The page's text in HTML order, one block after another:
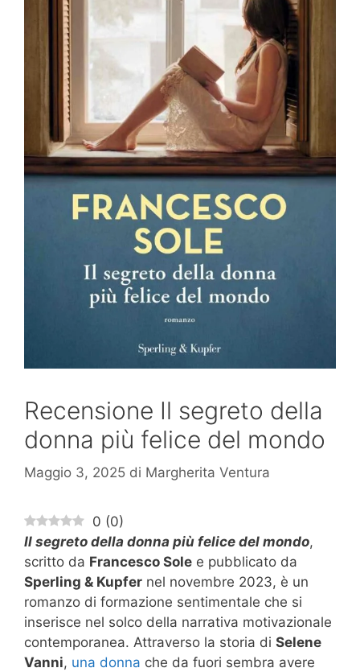
Recensione Il segreto della
donna più felice del mondo
Maggio 3, 2025 di Margherita Ventura
0 (0)
Il segreto della donna più felice del mondo,
scritto da Francesco Sole e pubblicato da
Sperling & Kupfer nel novembre 2023, è un
romanzo di formazione sentimentale che si
inserisce nel solco della narrativa motivazionale
contemporanea. Attraverso la storia di Selene
Vanni, una donna che da fuori sembra avere